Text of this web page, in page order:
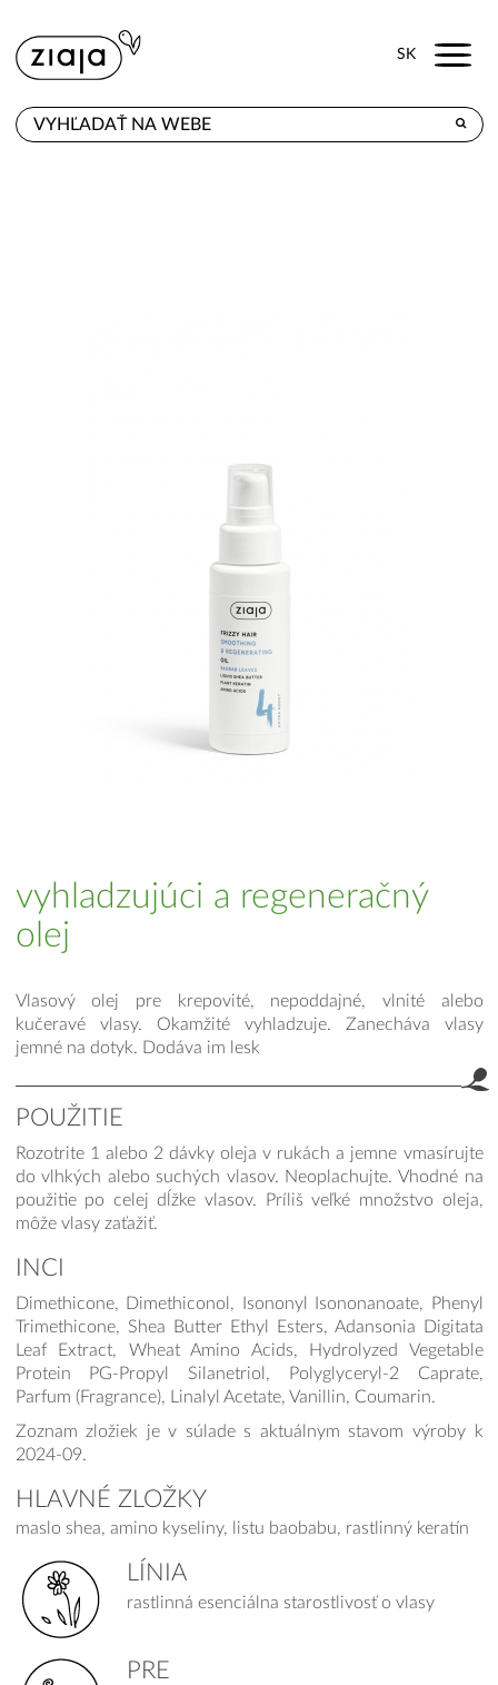
SK Menu
vyhladzujúci a regeneračný
olej
Vlasový olej pre krepovité, nepoddajné, vlnité alebo
kučeravé vlasy. Okamžité vyhladzuje. Zanecháva vlasy
jemné na dotyk. Dodáva im lesk
POUŽITIE
Rozotrite 1 alebo 2 dávky oleja v rukách a jemne vmasírujte
do vlhkých alebo suchých vlasov. Neoplachujte. Vhodné na
použitie po celej dĺžke vlasov. Príliš veľké množstvo oleja,
môže vlasy zaťažiť.
INCI
Dimethicone, Dimethiconol, Isononyl Isononanoate, Phenyl
Trimethicone, Shea Butter Ethyl Esters, Adansonia Digitata
Leaf Extract, Wheat Amino Acids, Hydrolyzed Vegetable
Protein PG-Propyl Silanetriol, Polyglyceryl-2 Caprate,
Parfum (Fragrance), Linalyl Acetate, Vanillin, Coumarin.
Zoznam zložiek je v súlade s aktuálnym stavom výroby k
2024-09.
HLAVNÉ ZLOŽKY
maslo shea, amino kyseliny, listu baobabu, rastlinný keratín
LÍNIA
rastlinná esenciálna starostlivosť o vlasy
PRE